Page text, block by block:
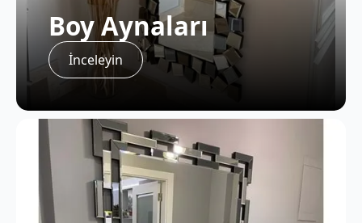
Boy Aynaları
İnceleyin